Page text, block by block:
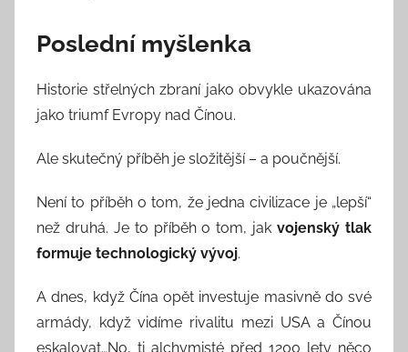
Poslední myšlenka
Historie střelných zbraní jako obvykle ukazována
jako triumf Evropy nad Čínou.
Ale skutečný příběh je složitější – a poučnější.
Není to příběh o tom, že jedna civilizace je „lepší“
než druhá. Je to příběh o tom, jakvojenský tlak
formuje technologický vývoj.
A dnes, když Čína opět investuje masivně do své
armády, když vidíme rivalitu mezi USA a Čínou
eskalovat…No, ti alchymisté před 1200 lety něco